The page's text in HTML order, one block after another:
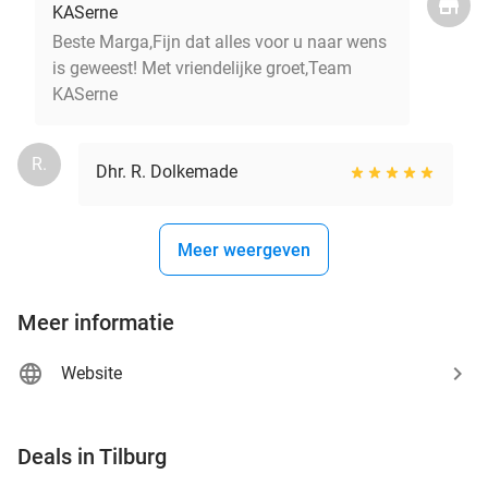
KASerne
Beste Marga,Fijn dat alles voor u naar wens
is geweest! Met vriendelijke groet,Team
KASerne
R. Dhr. R. Dolkemade
Meer weergeven
Meer informatie
Website
Deals in Tilburg